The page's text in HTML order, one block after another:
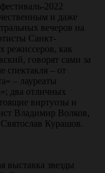
2022
и даже
вечеров на
Санкт-
режиссеров, как
говорят сами за
спектакля – от
– лауреаты
два отличных
виртуозы и
Владимир Волков,
Курашов.
выставка звезды